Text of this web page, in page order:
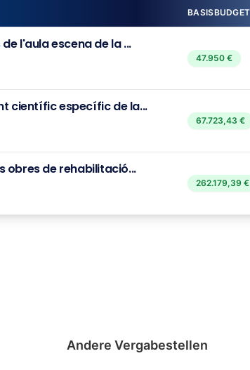
BASISBUDGET
l'aula escena de la ...
47.950 €
científic específic de la...
67.723,43 €
obres de rehabilitació...
262.179,39 €
Andere Vergabestellen